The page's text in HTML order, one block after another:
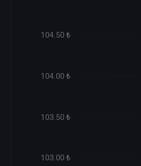
104.50 ₺
104.00 ₺
103.50 ₺
103.00 ₺